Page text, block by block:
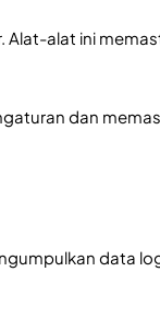
alat ini
dan
data